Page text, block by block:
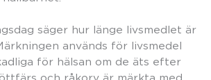
säger hur länge livsmedlet är
används för livsmedel
för hälsan om de äts efter